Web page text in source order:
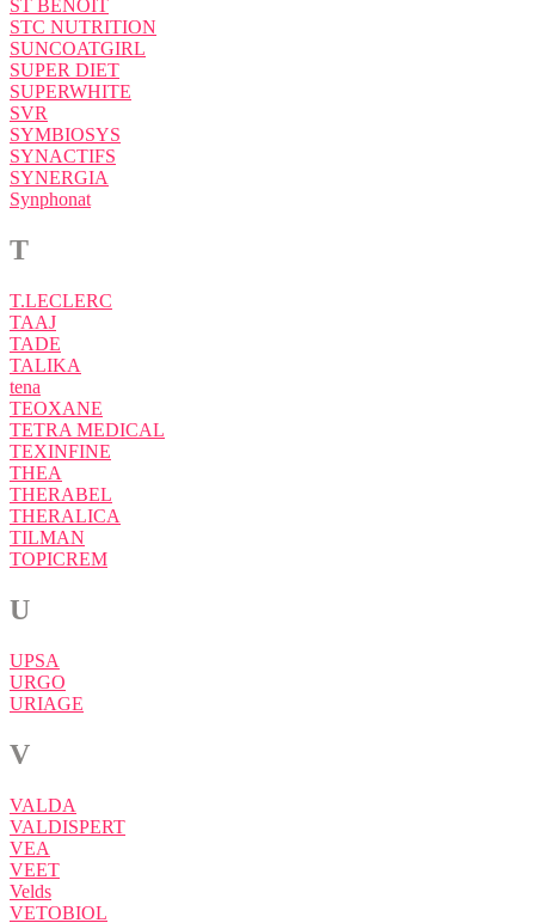
ST BENOIT
STC NUTRITION
SUNCOATGIRL
SUPER DIET
SUPERWHITE
SVR
SYMBIOSYS
SYNACTIFS
SYNERGIA
Synphonat
T
T.LECLERC
TAAJ
TADE
TALIKA
tena
TEOXANE
TETRA MEDICAL
TEXINFINE
THEA
THERABEL
THERALICA
TILMAN
TOPICREM
U
UPSA
URGO
URIAGE
V
VALDA
VALDISPERT
VEA
VEET
Velds
VETOBIOL